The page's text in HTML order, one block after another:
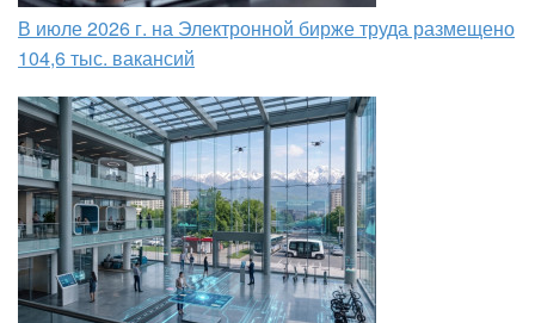
В июле 2026 г. на Электронной бирже труда размещено
104,6 тыс. вакансий